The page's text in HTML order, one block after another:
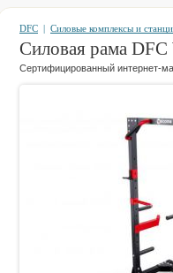
DFC | Силовые комплексы и
Силовая рама
Сертифицированный интернет-